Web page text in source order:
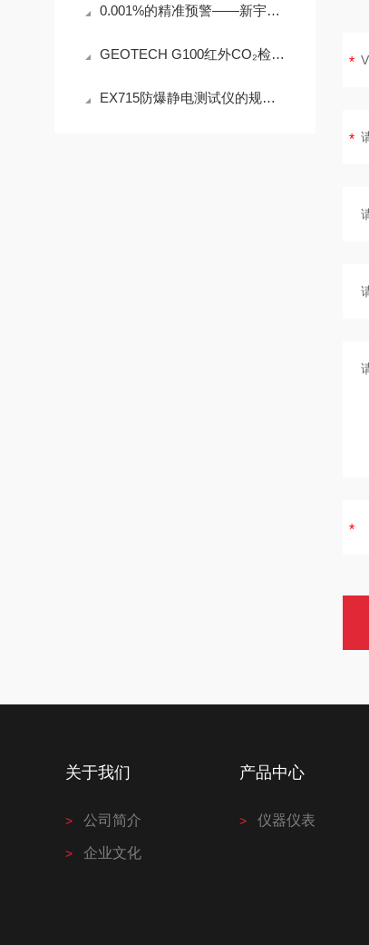
0.001%的精准预警——新宇宙COSMOS铁粉浓度计SDM-72守护齿轮箱健康
GEOTECH G100红外CO₂检测仪技术参数
EX715防爆静电测试仪的规范定期维护保养方法分享
关于我们
公司简介
企业文化
产品中心
仪器仪表